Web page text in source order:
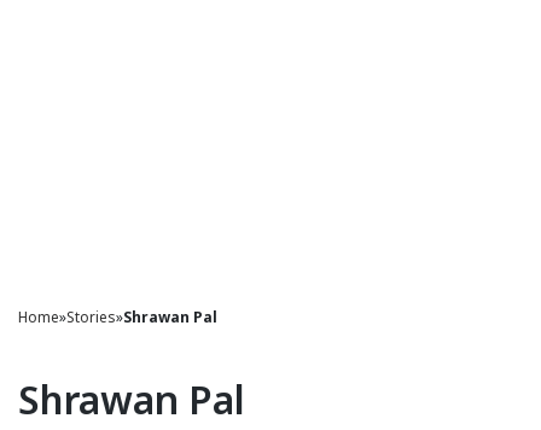
Home»Stories»Shrawan Pal
Shrawan Pal